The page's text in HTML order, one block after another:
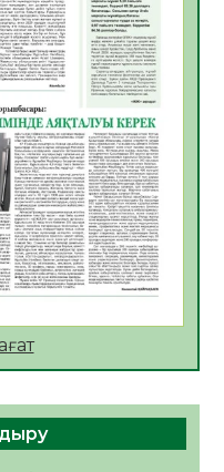
32
полиция
астам
қамтамасыз етті
42
ҰРПАҚ –
КЕҢЕЙТІЛГЕН
44
көшуге ең